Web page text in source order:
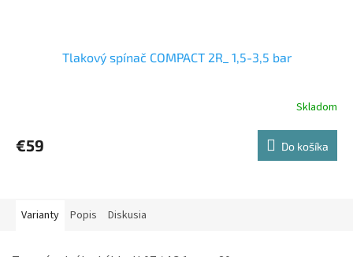
Tlakový spínač COMPACT 2R_ 1,5-3,5 bar
Skladom
€59 Do košíka
Varianty Popis Diskusia